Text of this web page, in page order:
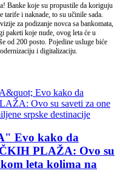
Banke koje su propustile da koriguju
i naknade, to su učinile sada.
za podizanje novca sa bankomata,
paketi koje nude, ovog leta će u
od 200 posto. Pojedine usluge biće
i digitalizaciju.
Evo kako da
PLAŽA: Ovo su
leta kolima na